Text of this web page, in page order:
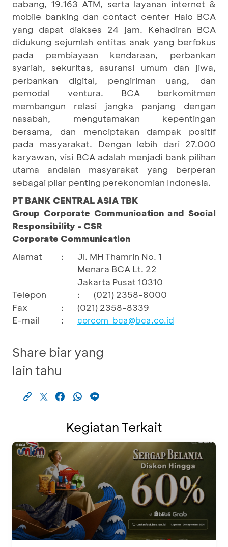
cabang, 19.163 ATM, serta layanan internet &
mobile banking dan contact center Halo BCA
yang dapat diakses 24 jam. Kehadiran BCA
didukung sejumlah entitas anak yang berfokus
pada pembiayaan kendaraan, perbankan
syariah, sekuritas, asuransi umum dan jiwa,
perbankan digital, pengiriman uang, dan
pemodal ventura. BCA berkomitmen
membangun relasi jangka panjang dengan
nasabah, mengutamakan kepentingan
bersama, dan menciptakan dampak positif
pada masyarakat. Dengan lebih dari 27.000
karyawan, visi BCA adalah menjadi bank pilihan
utama andalan masyarakat yang berperan
sebagai pilar penting perekonomian Indonesia.
PT BANK CENTRAL ASIA TBK
Group Corporate Communication and Social
Responsibility - CSR
Corporate Communication
Alamat
:
Jl. MH Thamrin No. 1
Menara BCA Lt. 22
Jakarta Pusat 10310
Telepon
:
(021) 2358-8000
Fax
:
(021) 2358-8339
E-mail
: corcom_bca@bca.co.id
Share biar yang
lain tahu
Kegiatan Terkait